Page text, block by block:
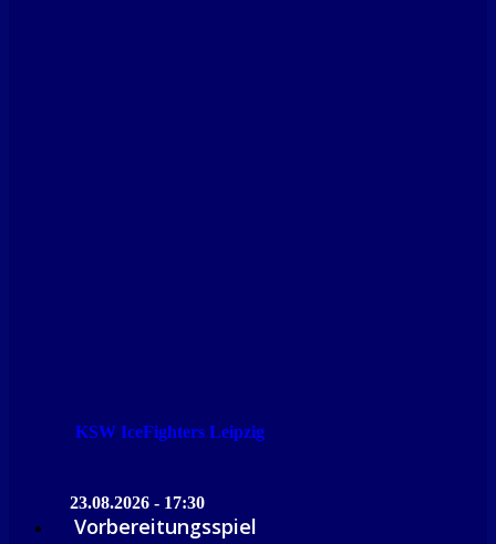
KSW IceFighters Leipzig
23.08.2026 - 17:30
Vorbereitungsspiel